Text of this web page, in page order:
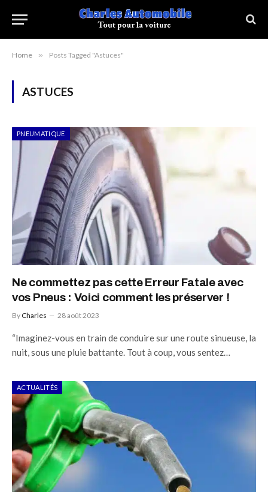
Home » Posts Tagged "Astuces"
ASTUCES
PNEUMATIQUE
Ne commettez pas cette Erreur Fatale avec
vos Pneus : Voici comment les préserver !
By Charles 28 août 2023
“Imaginez-vous en train de conduire sur une route sinueuse, la
nuit, sous une pluie battante. Tout à coup, vous sentez…
ACTUALITÉS